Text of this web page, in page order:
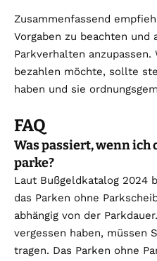
Zusammenfassend
Vorgaben zu beachten und
Parkverhalten anzupassen.
bezahlen möchte, sollte
haben und sie
FAQ
Was passiert, wenn ich
parke?
Laut Bußgeldkatalog 2024
das Parken ohne
abhängig von der
vergessen haben, müssen
tragen. Das Parken ohne